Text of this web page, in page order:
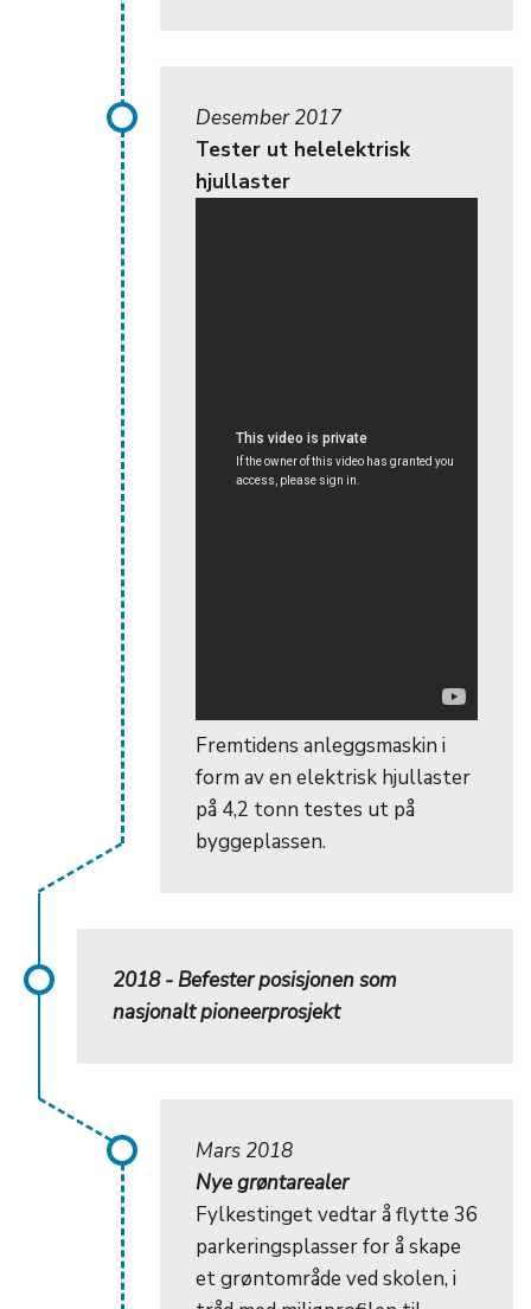
Desember 2017
Tester ut helelektrisk
hjullaster
Fremtidens anleggsmaskin i
form av en elektrisk hjullaster
på 4,2 tonn testes ut på
byggeplassen.
2018 - Befester posisjonen som
nasjonalt pioneerprosjekt
Mars 2018
Nye grøntarealer
Fylkestinget vedtar å flytte 36
parkeringsplasser for å skape
et grøntområde ved skolen, i